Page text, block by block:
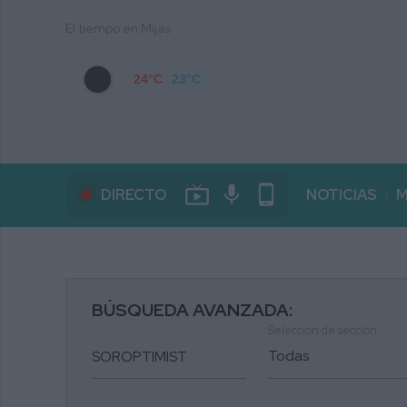
24°C 23°C
DIRECTO live_tv mic phone_android NOTICIAS
BÚSQUEDA AVANZADA: